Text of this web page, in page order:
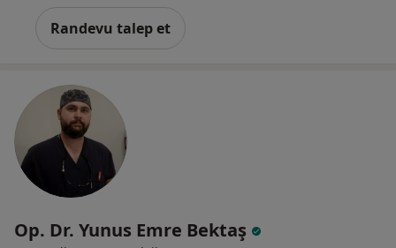
Randevu talep et
Op. Dr. Yunus Emre Bektaş